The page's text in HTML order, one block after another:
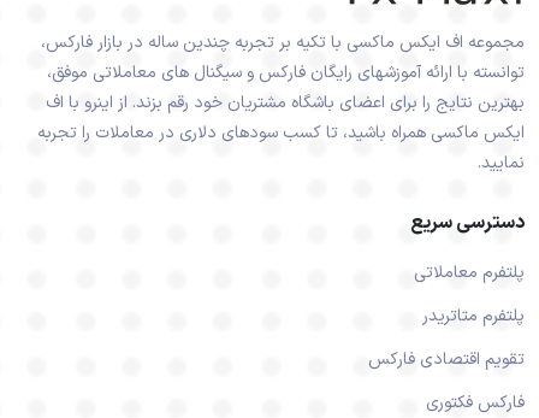
مجموعه اف ایکس ماکسی با تکیه بر تجربه چندین ساله در بازار فارکس،
توانسته با ارائه آموزشهای رایگان فارکس و سیگنال های معاملاتی موفق،
بهترین نتایج را برای اعضای باشگاه مشتریان خود رقم بزند. از اینرو با اف
ایکس ماکسی همراه باشید، تا کسب سودهای دلاری در معاملات را تجربه
نمایید.
دسترسی سریع
پلتفرم معاملاتی
پلتفرم متاتریدر
تقویم اقتصادی فارکس
فارکس فکتوری